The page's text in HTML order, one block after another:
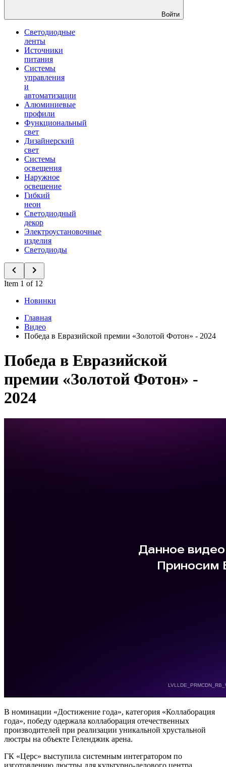
Войти
Светодиодные
ленты
Источники
питания
Системы
управления
и
автоматизации
Алюминиевые
профили
Функциональный
свет
Дизайнерский
свет
Системы
освещения
Наружное
освещение
Гибкий
неон
Светодиодный
декор
Электроустановочные
изделия
Светодиоды
Item 1 of 12
Новинки
Главная
Видео
Победа в Евразийской премии «Золотой Фотон» - 2024
Победа в Евразийской
премии «Золотой Фотон» -
2024
В номинации «Достижение года», категория «Коллаборация
года», победу одержала коллаборация отечественных
производителей при реализации уникальной хрустальной
люстры на объекте Геленджик арена.
ГК «Церс» выступила системным интегратором по
изготовлению люстры для культурно-делового центра,